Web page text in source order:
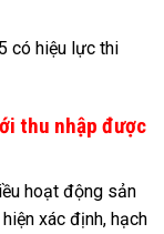
có hiệu lực thi
thu nhập được
hoạt động sản
xác định, hạch